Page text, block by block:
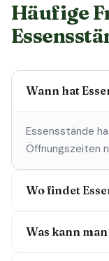
Häufige
Wann hat
Essensstände
Öffnungszeiten
Wo findet
Was kann